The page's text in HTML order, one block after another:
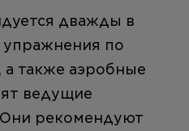
дважды в
по
также аэробные
ведущие
Они рекомендуют